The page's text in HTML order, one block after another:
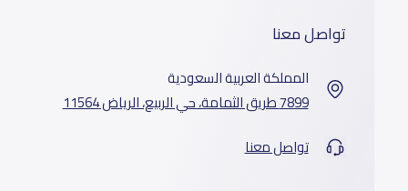
تواصل معنا
المملكة العربية السعودية
7899 طريق الثمامة، حي الربيع، الرياض 11564
تواصل معنا